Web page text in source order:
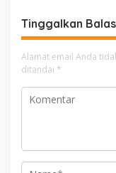
Tinggalkan
Alamat email Anda
ditandai *